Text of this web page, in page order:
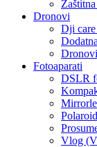
Dronovi
Dji care
Dronovi
Fotoaparati
DSLR
Vlog